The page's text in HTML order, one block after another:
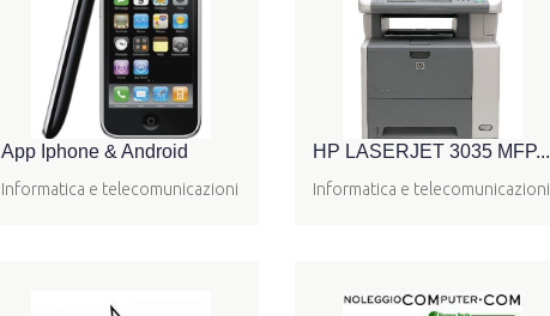
App Iphone & Android
Informatica e telecomunicazioni
HP LASERJET 3035 MFP...
Informatica e telecomunicazioni